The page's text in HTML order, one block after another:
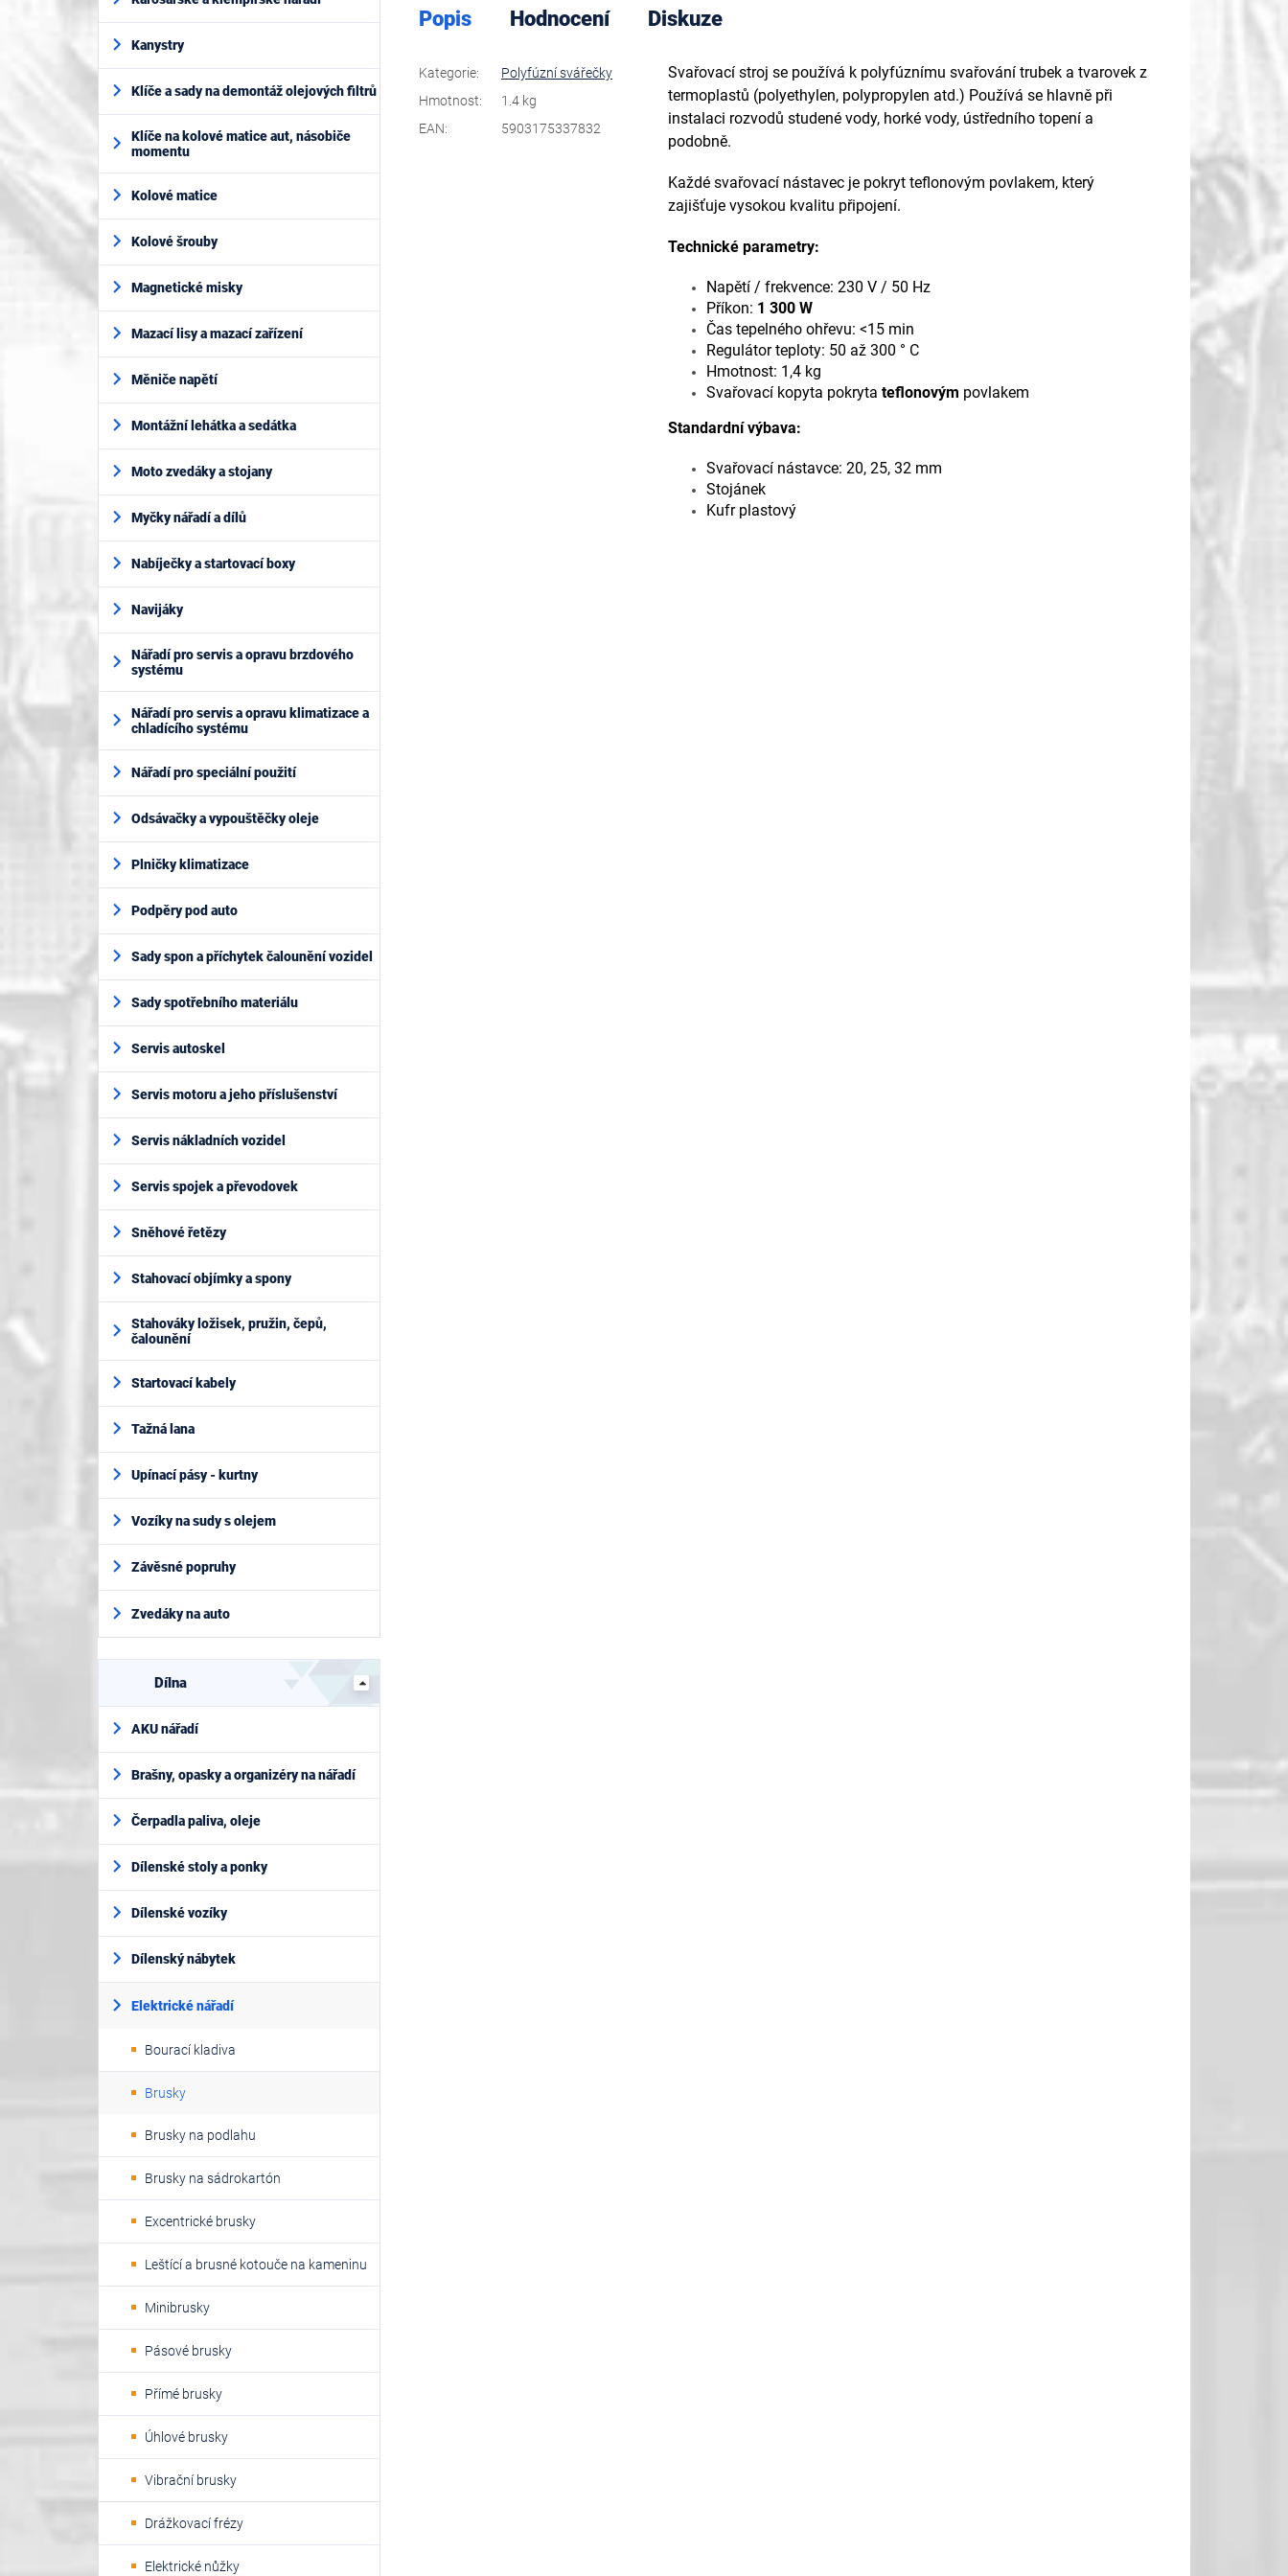
Kanystry
Klíče a sady na demontáž olejových filtrů
Klíče na kolové matice aut, násobiče
momentu
Kolové matice
Kolové šrouby
Magnetické misky
Mazací lisy a mazací zařízení
Měniče napětí
Montážní lehátka a sedátka
Moto zvedáky a stojany
Myčky nářadí a dílů
Nabíječky a startovací boxy
Navijáky
Nářadí pro servis a opravu brzdového
systému
Nářadí pro servis a opravu klimatizace a
chladícího systému
Nářadí pro speciální použití
Odsávačky a vypouštěčky oleje
Plničky klimatizace
Podpěry pod auto
Sady spon a příchytek čalounění vozidel
Sady spotřebního materiálu
Servis autoskel
Servis motoru a jeho příslušenství
Servis nákladních vozidel
Servis spojek a převodovek
Sněhové řetězy
Stahovací objímky a spony
Stahováky ložisek, pružin, čepů,
čalounění
Startovací kabely
Tažná lana
Upínací pásy - kurtny
Vozíky na sudy s olejem
Závěsné popruhy
Zvedáky na auto
Dílna
AKU nářadí
Brašny, opasky a organizéry na nářadí
Čerpadla paliva, oleje
Dílenské stoly a ponky
Dílenské vozíky
Dílenský nábytek
Elektrické nářadí
Bourací kladiva
Brusky
Brusky na podlahu
Brusky na sádrokartón
Excentrické brusky
Leštící a brusné kotouče na kameninu
Minibrusky
Pásové brusky
Přímé brusky
Úhlové brusky
Vibrační brusky
Drážkovací frézy
Elektrické nůžky
Popis Hodnocení Diskuze
Svařovací stroj se používá k polyfúznímu svařování trubek a tvarovek z
termoplastů (polyethylen, polypropylen atd.) Používá se hlavně při
instalaci rozvodů studené vody, horké vody, ústředního topení a
podobně.
Každé svařovací nástavec je pokryt teflonovým povlakem, který
zajišťuje vysokou kvalitu připojení.
Technické parametry:
Napětí / frekvence: 230 V / 50 Hz
Příkon: 1 300 W
Čas tepelného ohřevu: <15 min
Regulátor teploty: 50 až 300 ° C
Hmotnost: 1,4 kg
Svařovací kopyta pokryta teflonovým povlakem
Standardní výbava:
Svařovací nástavce: 20, 25, 32 mm
Stojánek
Kufr plastový
Kategorie:
Polyfúzní svářečky
Hmotnost:
1.4 kg
EAN: 5903175337832